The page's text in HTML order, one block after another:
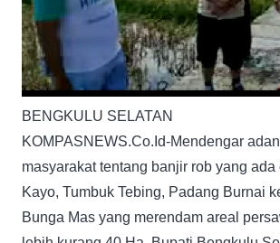
BENGKULU SELATAN
KOMPASNEWS.Co.Id-Mendengar
masyarakat tentang banjir rob yang
Kayo, Tumbuk Tebing, Padang Burnai
Bunga Mas yang merendam areal